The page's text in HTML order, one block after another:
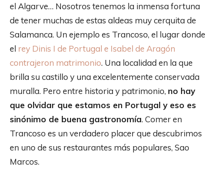
el Algarve… Nosotros tenemos la inmensa fortuna
de tener muchas de estas aldeas muy cerquita de
Salamanca. Un ejemplo es Trancoso, el lugar donde
el rey Dinis I de Portugal e Isabel de Aragón
contrajeron matrimonio. Una localidad en la que
brilla su castillo y una excelentemente conservada
muralla. Pero entre historia y patrimonio, no hay
que olvidar que estamos en Portugal y eso es
sinónimo de buena gastronomía. Comer en
Trancoso es un verdadero placer que descubrimos
en uno de sus restaurantes más populares, Sao
Marcos.